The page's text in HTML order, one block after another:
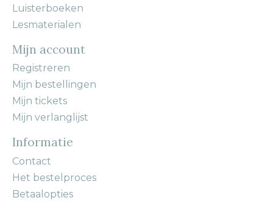
Luisterboeken
Lesmaterialen
Mijn account
Registreren
Mijn bestellingen
Mijn tickets
Mijn verlanglijst
Informatie
Contact
Het bestelproces
Betaalopties